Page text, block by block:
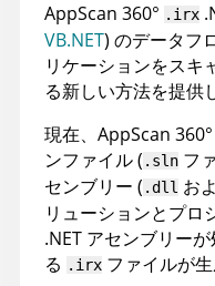
AppScan 360° .irx
VB.NET) のデータフ
リケーションをスキ
る新しい方法を提供
現在、 AppScan 360°
ンファイル ( .sln フ
センブリー ( .dll お
リューションとプロ
.NET アセンブリー
る .irx ファイルが生